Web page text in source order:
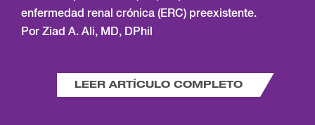
enfermedad renal crónica (ERC) preexistente.
Por Ziad A. Ali, MD, DPhil
LEER ARTÍCULO COMPLETO